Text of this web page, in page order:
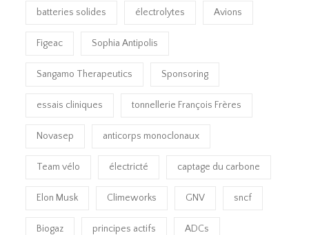
batteries solides électrolytes Avions
Figeac Sophia Antipolis
Sangamo Therapeutics Sponsoring
essais cliniques tonnellerie François Frères
Novasep anticorps monoclonaux
Team vélo électricté captage du carbone
Elon Musk Climeworks GNV sncf
Biogaz principes actifs ADCs